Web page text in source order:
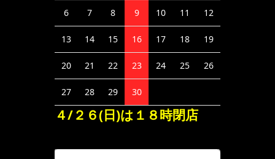
6 7 8 9 10 11 12
13 14 15 16 17 18 19
20 21 22 23 24 25 26
27 28 29 30
４/２６(日)は１８時閉店